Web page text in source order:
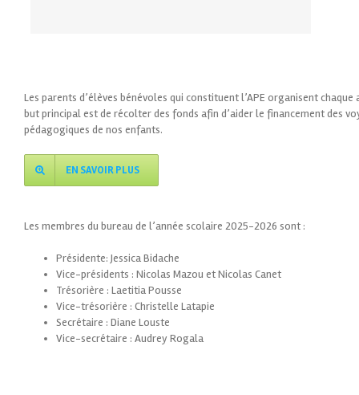
Les parents d’élèves bénévoles qui constituent l’APE organisent
but principal est de récolter des fonds afin d’aider le financement des
pédagogiques de nos enfants.
EN SAVOIR PLUS
Les membres du bureau de l’année scolaire 2025-2026 sont :
Présidente: Jessica Bidache
Vice-présidents : Nicolas Mazou et Nicolas Canet
Trésorière : Laetitia Pousse
Vice-trésorière : Christelle Latapie
Secrétaire : Diane Louste
Vice-secrétaire : Audrey Rogala